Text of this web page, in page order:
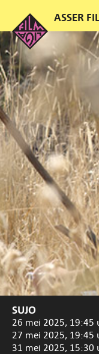
SUJO
26 mei 2025, 19:45
27 mei 2025, 19:45
31 mei 2025, 15:30